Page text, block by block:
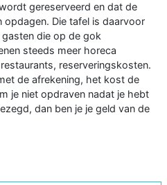
gereserveerd en dat de
Die tafel is daarvoor
die op de gok
steeds meer horeca
reserveringskosten.
de afrekening, het kost de
je niet opdraven nadat je hebt
dan ben je je geld van de